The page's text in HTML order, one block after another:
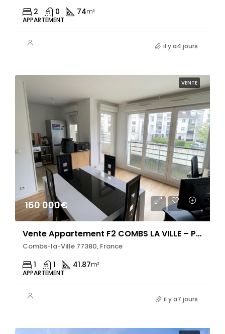
2 0 74m²
APPARTEMENT
il y a4 jours
VENTE
160 000€
Vente Appartement F2 COMBS LA VILLE – PROCHE GARE RER D
Combs-la-Ville 77380, France
1 1 41.87m²
APPARTEMENT
il y a7 jours